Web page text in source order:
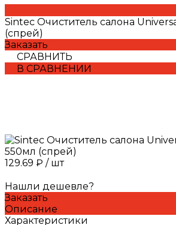
Sintec Очиститель салона
(спрей)
Заказать
СРАВНИТЬ
В СРАВНЕНИИ
129.69 ₽ / шт
Нашли дешевле?
Заказать
Описание
Характеристики